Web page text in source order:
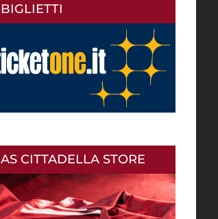
BIGLIETTI
AS CITTADELLA STORE